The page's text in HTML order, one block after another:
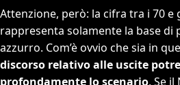
Attenzione, però: la cifra tra i 70 e
rappresenta solamente la base di
azzurro. Com’è ovvio che sia in
discorso relativo alle uscite
profondamente lo scenario. Se